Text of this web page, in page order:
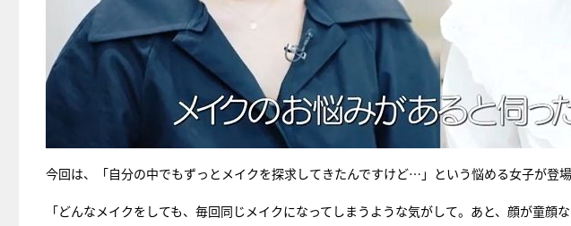
今回は、「自分の中でもずっとメイクを探求してきたんですけど…」という悩める女子が登場
「どんなメイクをしても、毎回同じメイクになってしまうような気がして。あと、顔が童顔